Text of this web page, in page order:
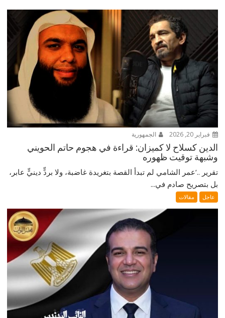
فبراير 20, 2026 الجمهورية
الدين كسلاح لا كميزان: قراءة في هجوم حاتم الحويني
وشبهة توقيت ظهوره
تقرير ..‘عمر الشامي لم تبدأ القصة بتغريدة غاضبة، ولا بردٍّ دينيٍّ عابر،
بل بتصريح صادم في...
عاجل مقالات